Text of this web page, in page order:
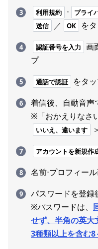
利用規約 ⋅ プライ
送信 ／ OK を
認証番号を入力 画
プ
通話で認証
をタ
着信後、自動音声
※「おかえりなさ
いいえ、違います ＞
アカウントを新規作
名前⋅プロフィー
パスワードを登録
※パスワードは、
せず、半角の英大
3種類以上を含む